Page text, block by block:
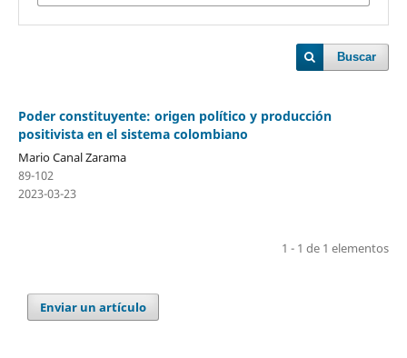
Buscar
Poder constituyente: origen político y producción
positivista en el sistema colombiano
Mario Canal Zarama
89-102
2023-03-23
1 - 1 de 1 elementos
Enviar un artículo